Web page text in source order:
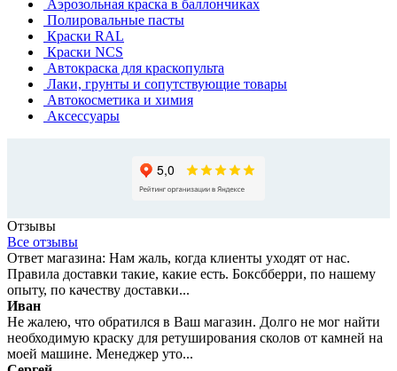
Аэрозольная краска в баллончиках
Полировальные пасты
Краски RAL
Краски NCS
Автокраска для краскопульта
Лаки, грунты и сопутствующие товары
Автокосметика и химия
Аксессуары
Отзывы
Все отзывы
Ответ магазина: Нам жаль, когда клиенты уходят от нас.
Правила доставки такие, какие есть. Боксбберри, по нашему
опыту, по качеству доставки...
Иван
Не жалею, что обратился в Ваш магазин. Долго не мог найти
необходимую краску для ретуширования сколов от камней на
моей машине. Менеджер уто...